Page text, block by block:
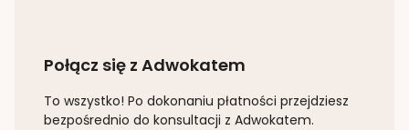
Połącz się z Adwokatem
To wszystko! Po dokonaniu płatności przejdziesz
bezpośrednio do konsultacji z Adwokatem.